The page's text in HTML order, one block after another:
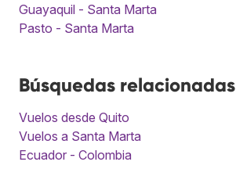
Guayaquil - Santa Marta
Pasto - Santa Marta
Búsquedas relacionadas
Vuelos desde Quito
Vuelos a Santa Marta
Ecuador - Colombia